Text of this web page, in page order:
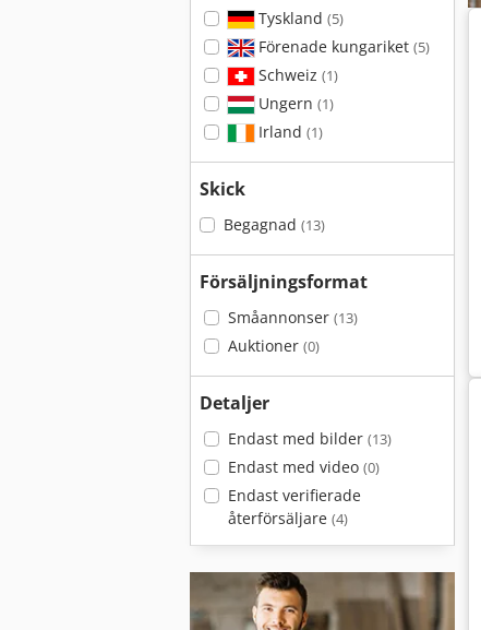
Tyskland (5)
Förenade kungariket (5)
Schweiz (1)
Ungern (1)
Irland (1)
Skick
Begagnad (13)
Försäljningsformat
Småannonser (13)
Auktioner (0)
Detaljer
Endast med bilder (13)
Endast med video (0)
Endast verifierade
återförsäljare (4)